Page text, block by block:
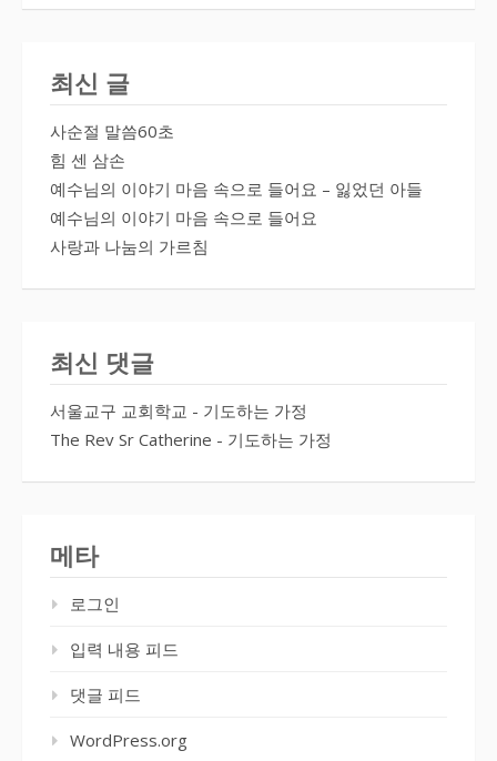
최신 글
사순절 말씀60초
힘 센 삼손
예수님의 이야기 마음 속으로 들어요 – 잃었던 아들
예수님의 이야기 마음 속으로 들어요
사랑과 나눔의 가르침
최신 댓글
서울교구 교회학교 - 기도하는 가정
The Rev Sr Catherine - 기도하는 가정
메타
로그인
입력 내용 피드
댓글 피드
WordPress.org